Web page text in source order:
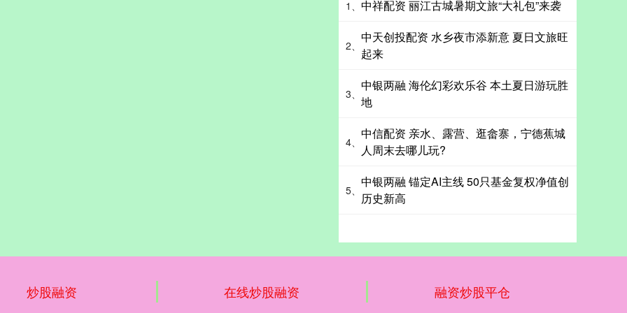
1、 中祥配资 丽江古城暑期文旅“大礼包”来袭
2、
中天创投配资 水乡夜市添新意 夏日文旅旺
起来
3、
中银两融 海伦幻彩欢乐谷 本土夏日游玩胜
地
4、
中信配资 亲水、露营、逛畲寨，宁德蕉城
人周末去哪儿玩?
5、
中银两融 锚定AI主线 50只基金复权净值创
历史新高
炒股融资 在线炒股融资 融资炒股平仓